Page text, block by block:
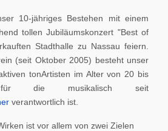
10-jähriges Bestehen mit einem
tollen Jubiläumskonzert "Best of
Stadthalle zu Nassau feiern.
(seit Oktober 2005) besteht unser
tonArtisten im Alter von 20 bis
die musikalisch seit
verantwortlich ist.
ist vor allem von zwei Zielen